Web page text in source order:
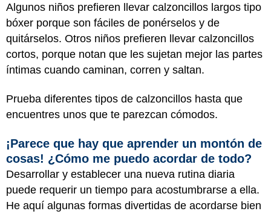
Algunos niños prefieren llevar calzoncillos largos tipo
bóxer porque son fáciles de ponérselos y de
quitárselos. Otros niños prefieren llevar calzoncillos
cortos, porque notan que les sujetan mejor las partes
íntimas cuando caminan, corren y saltan.
Prueba diferentes tipos de calzoncillos hasta que
encuentres unos que te parezcan cómodos.
¡Parece que hay que aprender un montón de
cosas! ¿Cómo me puedo acordar de todo?
Desarrollar y establecer una nueva rutina diaria
puede requerir un tiempo para acostumbrarse a ella.
He aquí algunas formas divertidas de acordarse bien